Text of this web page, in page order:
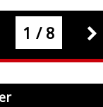
1 / 8